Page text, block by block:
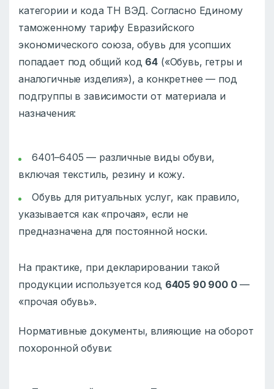
категории и кода ТН ВЭД. Согласно Единому
таможенному тарифу Евразийского
экономического союза, обувь для усопших
попадает под общий код 64 («Обувь, гетры и
аналогичные изделия»), а конкретнее — под
подгруппы в зависимости от материала и
назначения:
6401–6405 — различные виды обуви,
включая текстиль, резину и кожу.
Обувь для ритуальных услуг, как правило,
указывается как «прочая», если не
предназначена для постоянной носки.
На практике, при декларировании такой
продукции используется код 6405 90 900 0—
«прочая обувь».
Нормативные документы, влияющие на оборот
похоронной обуви: